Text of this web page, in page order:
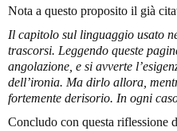
Nota a questo proposito il già
Il capitolo sul linguaggio usato
trascorsi. Leggendo queste
angolazione, e si avverte
dell’ironia. Ma dirlo allora,
fortemente derisorio. In ogni
Concludo con questa riflessione